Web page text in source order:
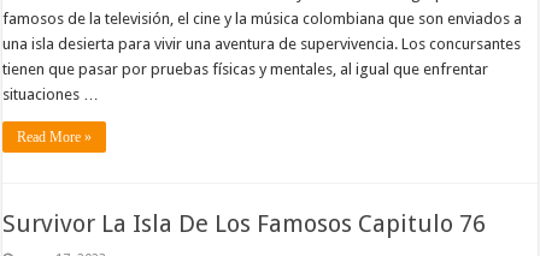
famosos de la televisión, el cine y la música colombiana que son enviados a
una isla desierta para vivir una aventura de supervivencia. Los concursantes
tienen que pasar por pruebas físicas y mentales, al igual que enfrentar
situaciones …
Read More »
Survivor La Isla De Los Famosos Capitulo 76